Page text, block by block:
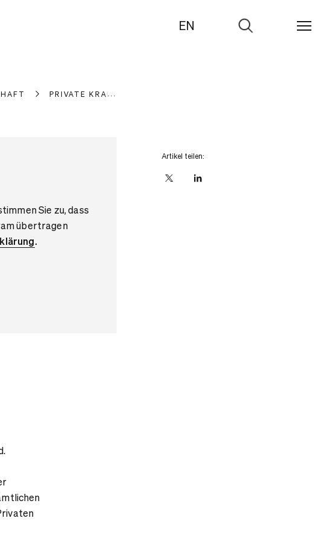
EN
Zur
PRIVATE KRANKENVERSICHERUNG
Sie zu, dass
übertragen
.
Artikel teilen:
X linkedIn